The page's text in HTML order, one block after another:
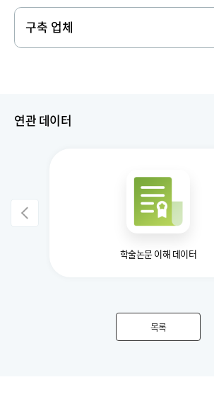
구축 업체
연관 데이터
학술논문 이해 데이터
목록